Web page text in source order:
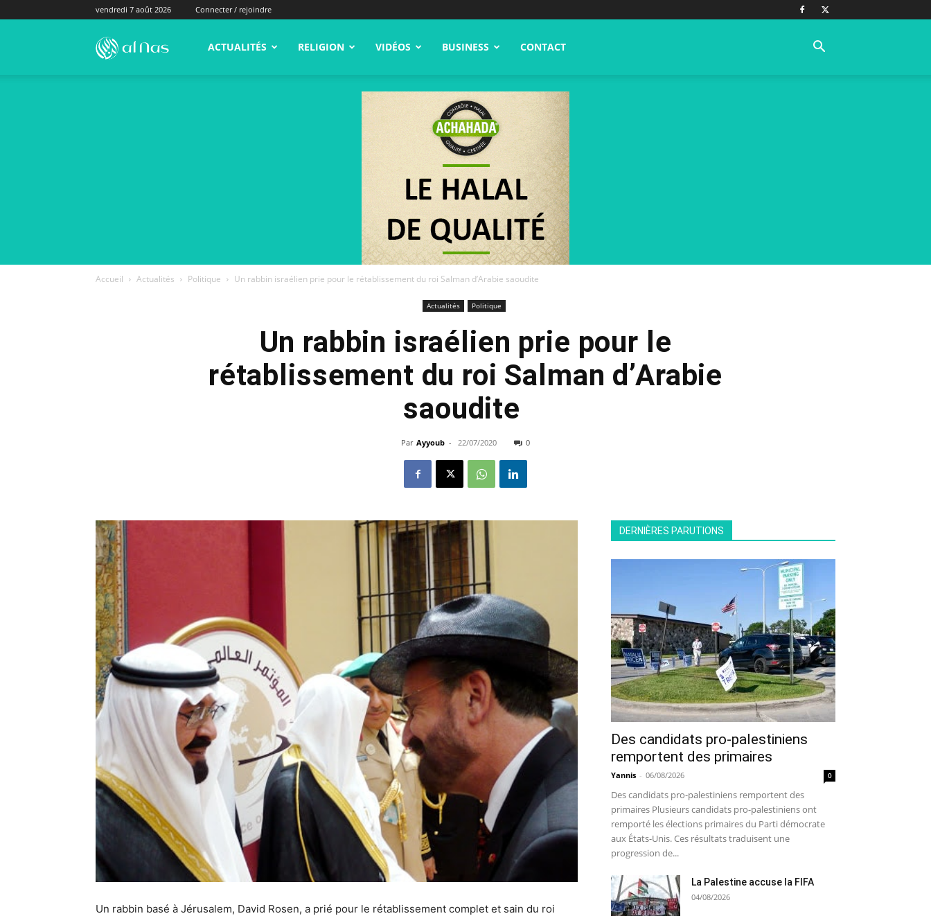
vendredi 7 août 2026 Connecter / rejoindre
alNas.fr ACTUALITÉS RELIGION VIDÉOS BUSINESS CONTACT
Accueil Actualités Politique Un rabbin israélien prie pour le rétablissement du roi Salman d’Arabie saoudite
Actualités Politique
Un rabbin israélien prie pour le
rétablissement du roi Salman d’Arabie
saoudite
Par Ayyoub - 22/07/2020 0
Un rabbin basé à Jérusalem, David Rosen, a prié pour le rétablissement complet et sain du roi
DERNIÈRES PARUTIONS
Des candidats pro-palestiniens
remportent des primaires
Yannis - 06/08/2026 0
Des candidats pro-palestiniens remportent des
primaires Plusieurs candidats pro-palestiniens ont
remporté les élections primaires du Parti démocrate
aux États-Unis. Ces résultats traduisent une
progression de...
La Palestine accuse la FIFA
04/08/2026